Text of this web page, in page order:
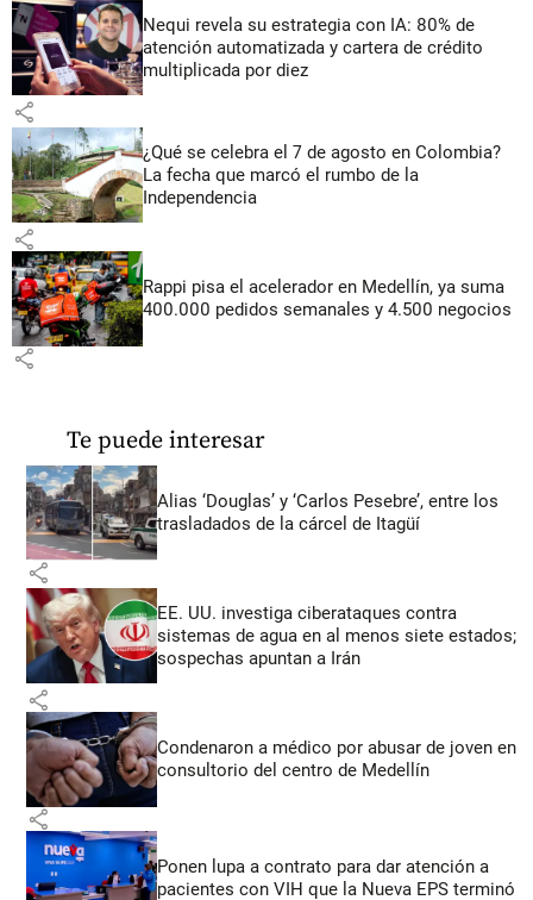
Nequi revela su estrategia con IA: 80% de
atención automatizada y cartera de crédito
multiplicada por diez
share
¿Qué se celebra el 7 de agosto en Colombia?
La fecha que marcó el rumbo de la
Independencia
share
Rappi pisa el acelerador en Medellín, ya suma
400.000 pedidos semanales y 4.500 negocios
share
Te puede interesar
Alias ‘Douglas’ y ‘Carlos Pesebre’, entre los
trasladados de la cárcel de Itagüí
share
EE. UU. investiga ciberataques contra
sistemas de agua en al menos siete estados;
sospechas apuntan a Irán
share
Condenaron a médico por abusar de joven en
consultorio del centro de Medellín
share
Ponen lupa a contrato para dar atención a
pacientes con VIH que la Nueva EPS terminó